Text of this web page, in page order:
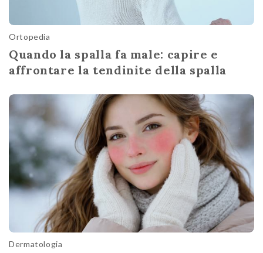
Ortopedia
Quando la spalla fa male: capire e
affrontare la tendinite della spalla
Dermatologia